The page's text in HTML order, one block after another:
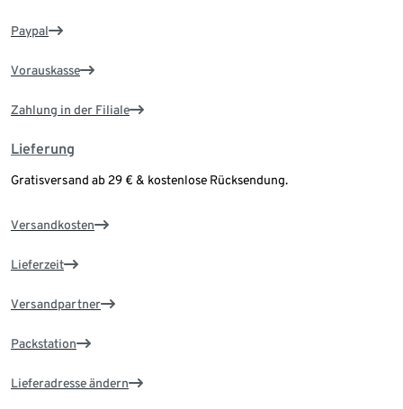
Paypal
Vorauskasse
Zahlung in der Filiale
Lieferung
Gratisversand ab 29 € & kostenlose Rücksendung.
Versandkosten
Lieferzeit
Versandpartner
Packstation
Lieferadresse ändern